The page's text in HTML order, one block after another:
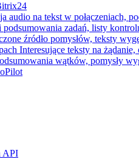
audio na tekst w połączeniach,
podsumowania zadań, listy
źródło pomysłów, teksty
Interesujące teksty na
wątków, pomysły
API